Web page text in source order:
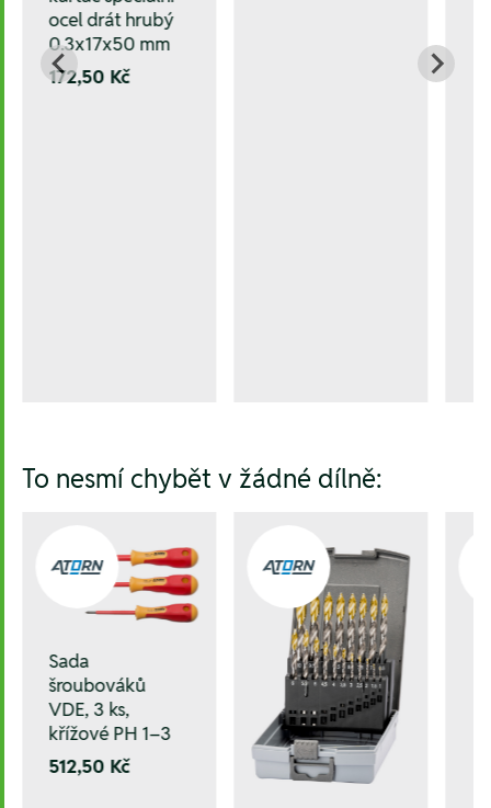
ocel drát hrubý
0.3x17x50 mm
172,50 Kč
To nesmí chybět v žádné dílně:
Sada
šroubováků
VDE, 3 ks,
křížové PH 1–3
512,50 Kč